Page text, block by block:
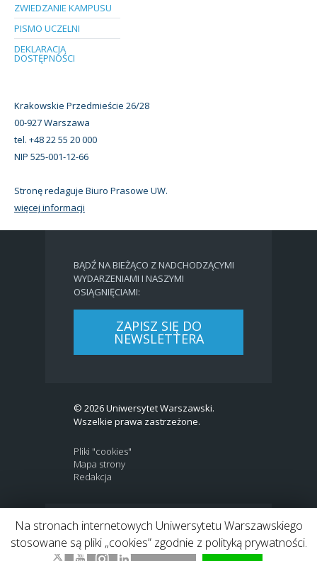
ZWIEDZANIE KAMPUSU
PISMO UCZELNI
DEKLARACJA
DOSTĘPNOŚCI
Krakowskie Przedmieście 26/28
00-927 Warszawa
tel. +48 22 55 20 000
NIP 525-001-12-66
Stronę redaguje Biuro Prasowe UW.
więcej informacji
BĄDŹ NA BIEŻĄCO Z NADCHODZĄCYMI
WYDARZENIAMI I NASZYMI
OSIĄGNIĘCIAMI:
ZAPISZ SIĘ DO
NEWSLETTERA
© 2026 Uniwersytet Warszawski.
Wszelkie prawa zastrzeżone.
Pliki "cookies"
Mapa strony
Redakcja
BIP | EN
Link to Twitter profile
Na stronach internetowych Uniwersytetu Warszawskiego
stosowane są pliki „cookies” zgodnie z polityką prywatności.